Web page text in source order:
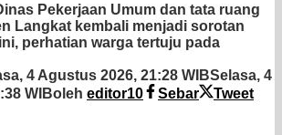
Pekerjaan Umum dan tata ruang
Langkat kembali menjadi sorotan
perhatian warga tertuju pada
4 Agustus 2026, 21:28 WIBSelasa, 4
WIBoleh editor10 Sebar Tweet